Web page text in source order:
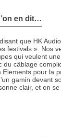
en dit
que HK
festivals ». Nos
qui veulent
du câblage
pour la
gamin devant
clair, et on